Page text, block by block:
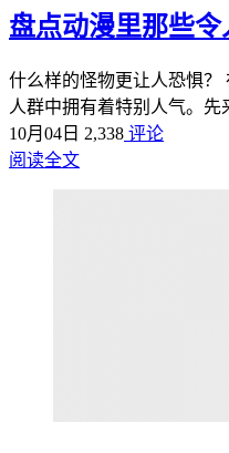
盘点动漫里那些
什么样的怪物更让人恐惧？
人群中拥有着特别人气。先
10月04日 2,338 评论
阅读全文